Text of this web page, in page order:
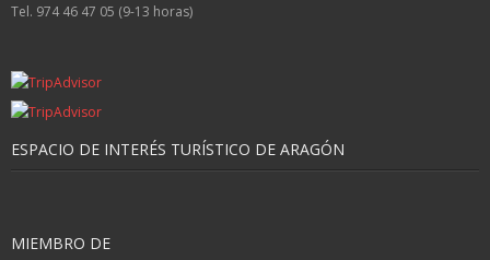
Tel. 974 46 47 05 (9-13 horas)
ESPACIO DE INTERÉS TURÍSTICO DE ARAGÓN
MIEMBRO DE